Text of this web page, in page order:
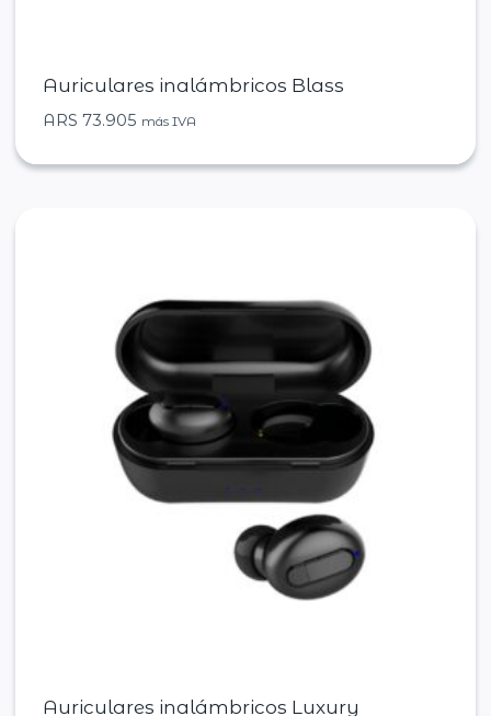
Auriculares inalámbricos Blass
ARS 73.905 más IVA
Auriculares inalámbricos Luxury